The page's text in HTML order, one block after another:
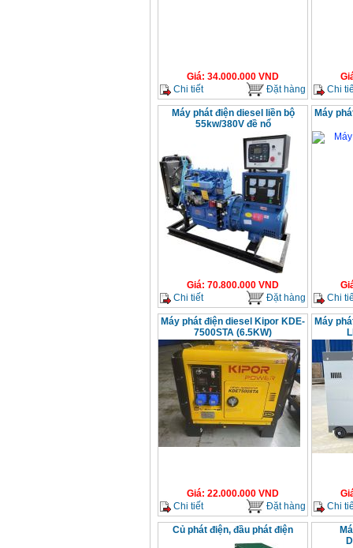
Giá: 34.000.000 VND
Chi tiết
Đặt hàng
Chi
Máy phát điện diesel liền bộ
55kw/380V đề nổ
Giá: 70.800.000 VND
Chi tiết
Đặt hàng
Máy
Chi
Máy phát điện diesel Kipor KDE-
7500STA (6.5KW)
Giá: 22.000.000 VND
Chi tiết
Đặt hàng
Máy
Chi
Củ phát điện, đầu phát điện